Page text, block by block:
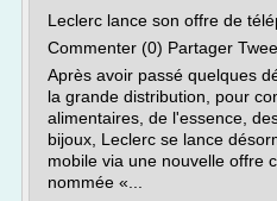
Leclerc lance son offre de
Commenter (0) Partager
Après avoir passé quelques
la grande distribution, pour
alimentaires, de l'essence,
bijoux, Leclerc se lance
mobile via une nouvelle offre
nommée «...